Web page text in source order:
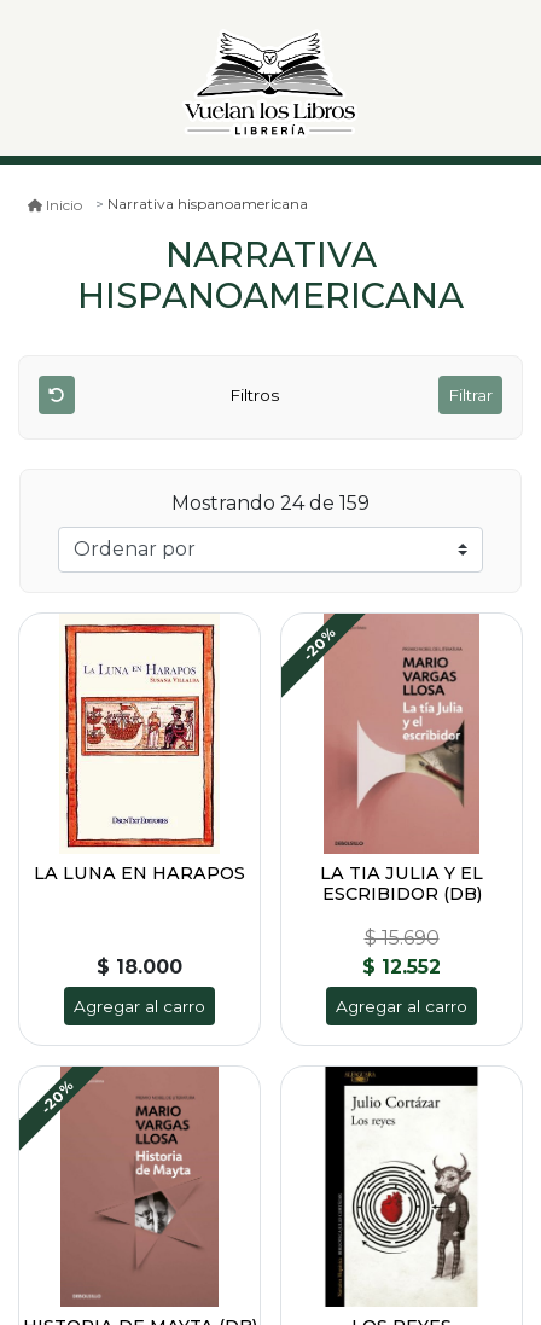
Inicio Narrativa hispanoamericana
NARRATIVA
HISPANOAMERICANA
Filtros Filtrar
Mostrando 24 de 159
LA LUNA EN HARAPOS
$ 18.000
Agregar al carro
-20%
LA TIA JULIA Y EL
ESCRIBIDOR (DB)
$ 15.690
$ 12.552
Agregar al carro
-20%